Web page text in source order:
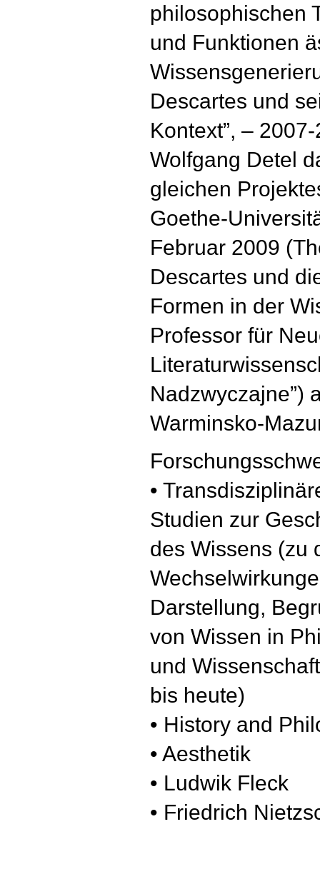
philosophischen
und Funktionen
Descartes und
Kontext”, –
Wolfgang Detel
gleichen
Goethe-
Februar 2009
Descartes und
Formen in der
Professor für
Nadzwyczajne”)
Warminsko-
•
Studien zur
des Wissens (zu
Darstellung,
von Wissen in
und
bis heute)
• History and
• Aesthetik
• Ludwik Fleck
• Friedrich